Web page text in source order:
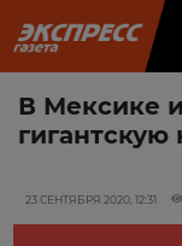
В Мексике
гигантскую
23 СЕНТЯБРЯ 2020, 12:31